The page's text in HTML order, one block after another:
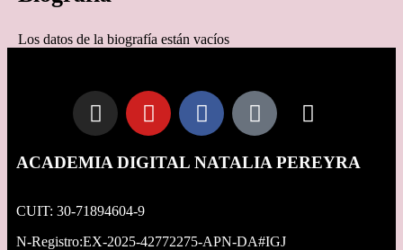
Los datos de la biografía están vacíos
ACADEMIA DIGITAL NATALIA PEREYRA
CUIT: 30-71894604-9
N-Registro:EX-2025-42772275-APN-DA#IGJ